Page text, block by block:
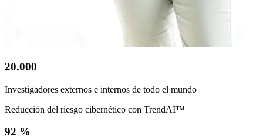
20.000
Investigadores externos e internos de todo el mundo
Reducción del riesgo cibernético con TrendAI™
92 %